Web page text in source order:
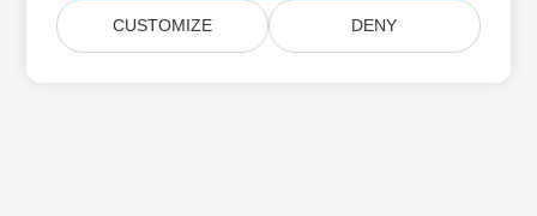
CUSTOMIZE DENY